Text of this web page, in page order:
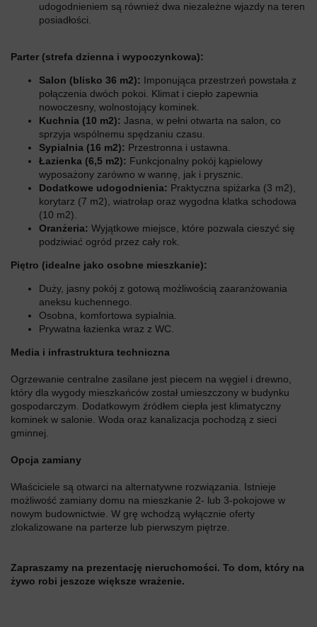
udogodnieniem są również dwa niezależne wjazdy na teren
posiadłości.
Parter (strefa dzienna i wypoczynkowa):
Salon (blisko 36 m2): Imponująca przestrzeń powstała z
połączenia dwóch pokoi. Klimat i ciepło zapewnia
nowoczesny, wolnostojący kominek.
Kuchnia (10 m2): Jasna, w pełni otwarta na salon, co
sprzyja wspólnemu spędzaniu czasu.
Sypialnia (16 m2): Przestronna i ustawna.
Łazienka (6,5 m2): Funkcjonalny pokój kąpielowy
wyposażony zarówno w wannę, jak i prysznic.
Dodatkowe udogodnienia: Praktyczna spiżarka (3 m2),
korytarz (7 m2), wiatrołap oraz wygodna klatka schodowa
(10 m2).
Oranżeria: Wyjątkowe miejsce, które pozwala cieszyć się
podziwiać ogród przez cały rok.
Piętro (idealne jako osobne mieszkanie):
Duży, jasny pokój z gotową możliwością zaaranżowania
aneksu kuchennego.
Osobna, komfortowa sypialnia.
Prywatna łazienka wraz z WC.
Media i infrastruktura techniczna
Ogrzewanie centralne zasilane jest piecem na węgiel i drewno,
który dla wygody mieszkańców został umieszczony w budynku
gospodarczym. Dodatkowym źródłem ciepła jest klimatyczny
kominek w salonie. Woda oraz kanalizacja pochodzą z sieci
gminnej.
Opcja zamiany
Właściciele są otwarci na alternatywne rozwiązania. Istnieje
możliwość zamiany domu na mieszkanie 2- lub 3-pokojowe w
nowym budownictwie. W grę wchodzą wyłącznie oferty
zlokalizowane na parterze lub pierwszym piętrze.
Zapraszamy na prezentację nieruchomości. To dom, który na
żywo robi jeszcze większe wrażenie.